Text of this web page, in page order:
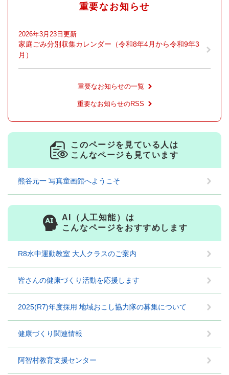
重要なお知らせ
2026年3月23日更新
家庭ごみ分別収集カレンダー（令和8年4月から令和9年3
月）
重要なお知らせの一覧
重要なお知らせのRSS
このページを見ている人は
こんなページも見ています
熊谷元一 写真童画館へようこそ
AI（人工知能）は
こんなページをおすすめします
R8水中運動教室 大人クラスのご案内
皆さんの健康づくり活動を応援します
2025(R7)年度採用 地域おこし協力隊の募集について
健康づくり関連情報
阿智村教育支援センター